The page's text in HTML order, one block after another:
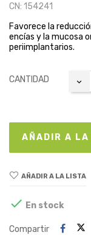
CN: 154241
Favorece la
encías y la mucosa
periimplantarios.
CANTIDAD
AÑADIR A LA
AÑADIR A LA LISTA
 En stock
Compartir